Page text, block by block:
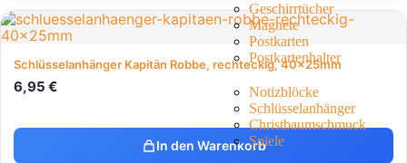
Geschirrtücher
Magnete
Postkarten
Postkartenhalter
Notizblöcke
Schlüsselanhänger
Christbaumschmuck
Spiele
Schlüsselanhänger Kapitän Robbe, rechteckig, 40x25mm
6,95 €
In den Warenkorb